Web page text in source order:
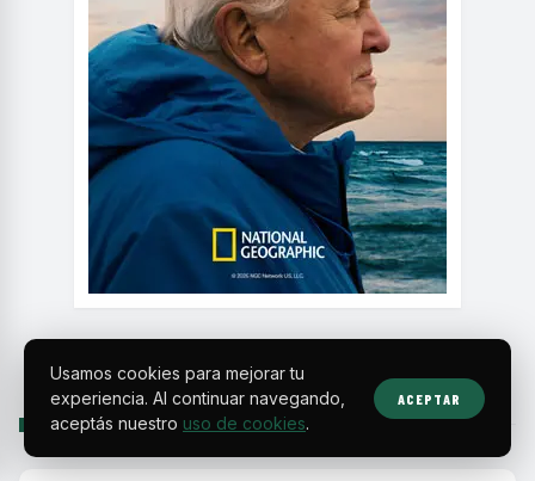
SIGUIENTE
Usamos cookies para mejorar tu
experiencia. Al continuar navegando,
aceptás nuestro uso de cookies.
ACEPTAR